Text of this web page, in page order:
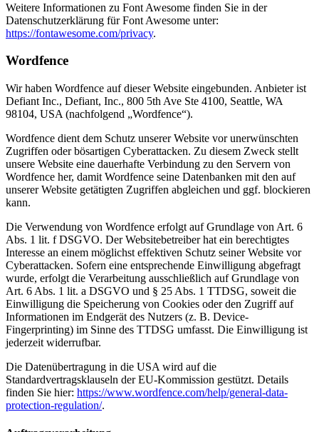
Weitere Informationen zu Font Awesome finden Sie in der
Datenschutzerklärung für Font Awesome unter:
https://fontawesome.com/privacy.
Wordfence
Wir haben Wordfence auf dieser Website eingebunden. Anbieter ist
Defiant Inc., Defiant, Inc., 800 5th Ave Ste 4100, Seattle, WA
98104, USA (nachfolgend „Wordfence“).
Wordfence dient dem Schutz unserer Website vor unerwünschten
Zugriffen oder bösartigen Cyberattacken. Zu diesem Zweck stellt
unsere Website eine dauerhafte Verbindung zu den Servern von
Wordfence her, damit Wordfence seine Datenbanken mit den auf
unserer Website getätigten Zugriffen abgleichen und ggf. blockieren
kann.
Die Verwendung von Wordfence erfolgt auf Grundlage von Art. 6
Abs. 1 lit. f DSGVO. Der Websitebetreiber hat ein berechtigtes
Interesse an einem möglichst effektiven Schutz seiner Website vor
Cyberattacken. Sofern eine entsprechende Einwilligung abgefragt
wurde, erfolgt die Verarbeitung ausschließlich auf Grundlage von
Art. 6 Abs. 1 lit. a DSGVO und § 25 Abs. 1 TTDSG, soweit die
Einwilligung die Speicherung von Cookies oder den Zugriff auf
Informationen im Endgerät des Nutzers (z. B. Device-
Fingerprinting) im Sinne des TTDSG umfasst. Die Einwilligung ist
jederzeit widerrufbar.
Die Datenübertragung in die USA wird auf die
Standardvertragsklauseln der EU-Kommission gestützt. Details
finden Sie hier: https://www.wordfence.com/help/general-data-
protection-regulation/.